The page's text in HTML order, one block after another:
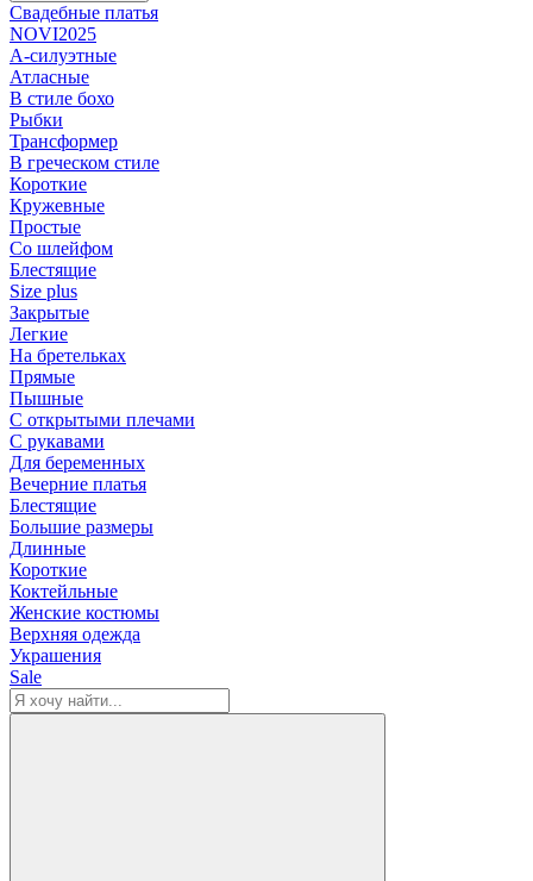
Свадебные платья
NOVI2025
А-силуэтные
Атласные
В стиле бохо
Рыбки
Трансформер
В греческом стиле
Короткие
Кружевные
Простые
Со шлейфом
Блестящие
Size plus
Закрытые
Легкие
На бретельках
Прямые
Пышные
С открытыми плечами
С рукавами
Для беременных
Вечерние платья
Блестящие
Большие размеры
Длинные
Короткие
Коктейльные
Женские костюмы
Верхняя одежда
Украшения
Sale